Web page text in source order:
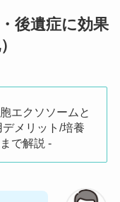
後遺症に効果
エクソソームと
メリット/培養
で解説 -